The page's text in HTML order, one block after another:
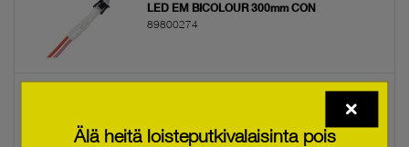
LED EM BICOLOUR 300mm CON
89800274
Älä heitä loisteputkivalaisinta pois